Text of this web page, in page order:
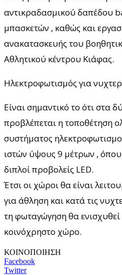
αντικραδασμικού δαπέδου
μπασκετών , καθώς και
ανακατασκευής του
Αθλητικού κέντρου Κιάφας.
Ηλεκτροφωτισμός για
Είναι σημαντικό το ότι στα
προβλέπεται η τοποθέτηση
συστήματος
ιστών ύψους 9 μέτρων ,
διπλοί προβολείς LED.
Έτσι οι χώροι θα είναι
για άθληση και κατά τις
τη φωταγώγηση θα
κοινόχρηστο χώρο.
ΚΟΙΝΟΠΟΙΗΣΗ
Facebook
Twitter